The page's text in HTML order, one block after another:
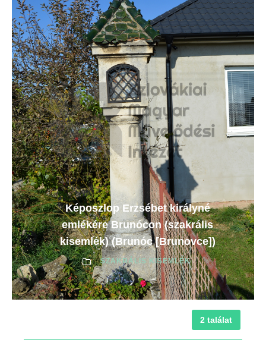
Képoszlop Erzsébet királyné
emlékére Brunócon (szakrális
kisemlék) (Brunóc [Brunovce])
SZAKRÁLIS KISEMLÉK
2 találat